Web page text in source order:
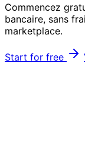
Commencez
bancaire, sans
marketplace.
Start for free